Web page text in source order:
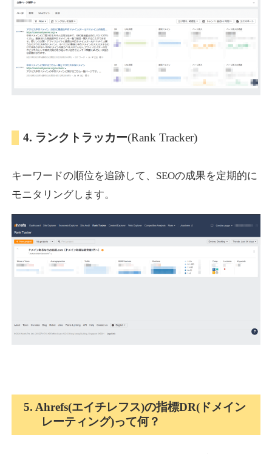
4. ランクトラッカー(Rank Tracker)
キーワードの順位を追跡して、SEOの成果を定期的に
モニタリングします。
5. Ahrefs(エイチレフス)の指標DR(ドメイン
レーティング)って何？